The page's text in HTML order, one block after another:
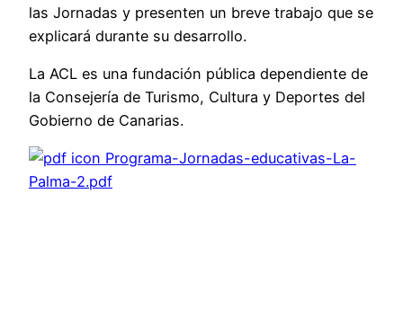
las Jornadas y presenten un breve trabajo que se
explicará durante su desarrollo.
La ACL es una fundación pública dependiente de
la Consejería de Turismo, Cultura y Deportes del
Gobierno de Canarias.
Programa-Jornadas-educativas-La-
Palma-2.pdf